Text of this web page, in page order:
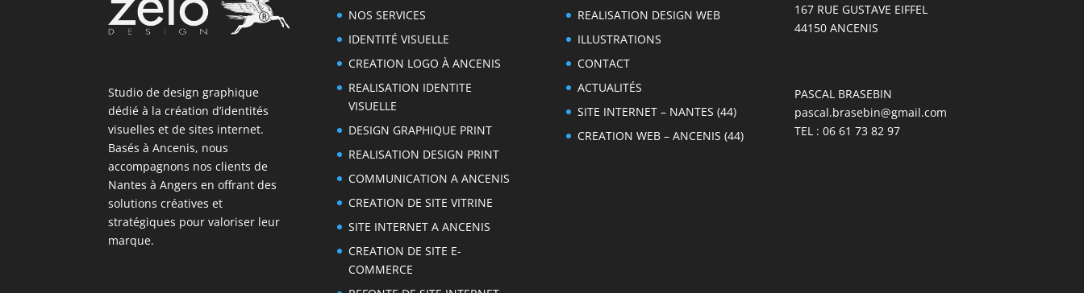
Studio de design graphique
dédié à la création d’identités
visuelles et de sites internet.
Basés à Ancenis, nous
accompagnons nos clients de
Nantes à Angers en offrant des
solutions créatives et
stratégiques pour valoriser leur
marque.
NOS SERVICES
IDENTITÉ VISUELLE
CREATION LOGO À ANCENIS
REALISATION IDENTITE
VISUELLE
DESIGN GRAPHIQUE PRINT
REALISATION DESIGN PRINT
COMMUNICATION A ANCENIS
CREATION DE SITE VITRINE
SITE INTERNET A ANCENIS
CREATION DE SITE E-
COMMERCE
REALISATION DESIGN WEB
ILLUSTRATIONS
CONTACT
ACTUALITÉS
SITE INTERNET – NANTES (44)
CREATION WEB – ANCENIS (44)
167 RUE GUSTAVE EIFFEL
44150 ANCENIS
PASCAL BRASEBIN
pascal.brasebin@gmail.com
TEL : 06 61 73 82 97